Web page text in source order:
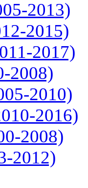
2013)
2015)
2017)
2008)
2010)
2016)
2008)
2012)